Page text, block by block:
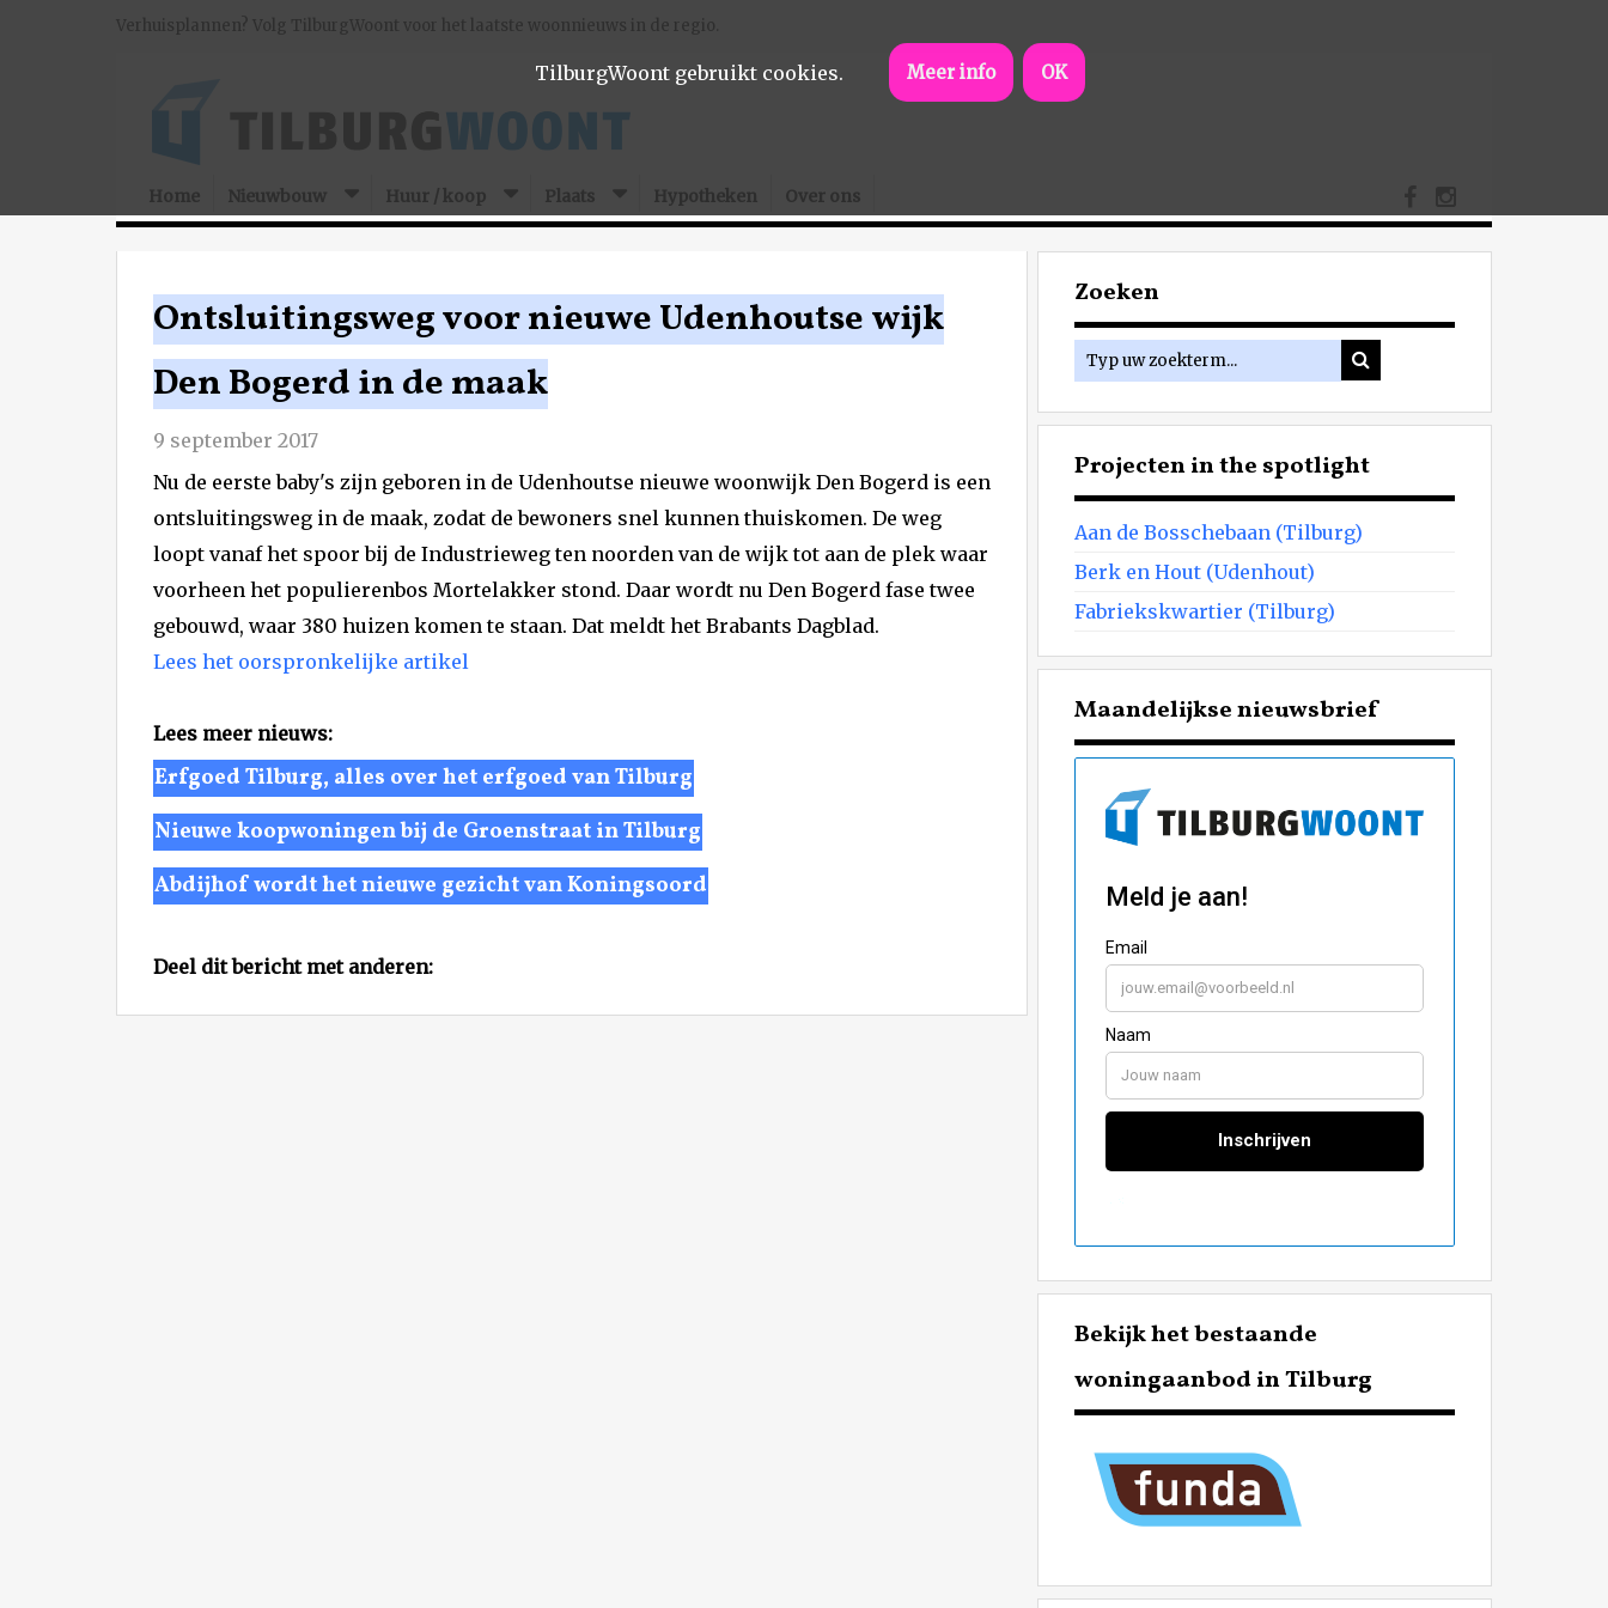
Verhuisplannen? Volg TilburgWoont voor het laatste woonnieuws in de regio.
Home Nieuwbouw Huur / koop Plaats Hypotheken Over ons
Ontsluitingsweg voor nieuwe Udenhoutse wijk
Den Bogerd in de maak
9 september 2017
Nu de eerste baby's zijn geboren in de Udenhoutse nieuwe woonwijk Den Bogerd is een
ontsluitingsweg in de maak, zodat de bewoners snel kunnen thuiskomen. De weg
loopt vanaf het spoor bij de Industrieweg ten noorden van de wijk tot aan de plek waar
voorheen het populierenbos Mortelakker stond. Daar wordt nu Den Bogerd fase twee
gebouwd, waar 380 huizen komen te staan. Dat meldt het Brabants Dagblad.
Lees het oorspronkelijke artikel
Lees meer nieuws:
Erfgoed Tilburg, alles over het erfgoed van Tilburg
Nieuwe koopwoningen bij de Groenstraat in Tilburg
Abdijhof wordt het nieuwe gezicht van Koningsoord
Deel dit bericht met anderen:
Zoeken
Projecten in the spotlight
Aan de Bosschebaan (Tilburg)
Berk en Hout (Udenhout)
Fabriekskwartier (Tilburg)
Maandelijkse nieuwsbrief
Bekijk het bestaande
woningaanbod in Tilburg
TilburgWoont gebruikt cookies. Meer info OK